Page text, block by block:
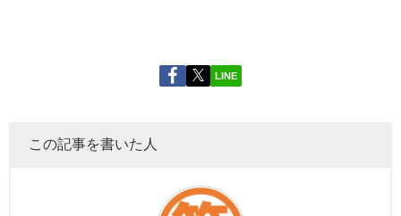
LINE
この記事を書いた人